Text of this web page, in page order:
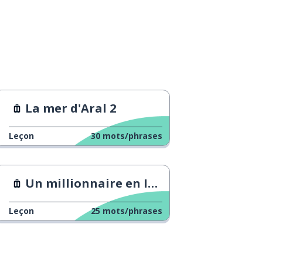
La mer d'Aral 2
Leçon 30 mots/phrases
Un millionnaire en Indonésie
Leçon 25 mots/phrases